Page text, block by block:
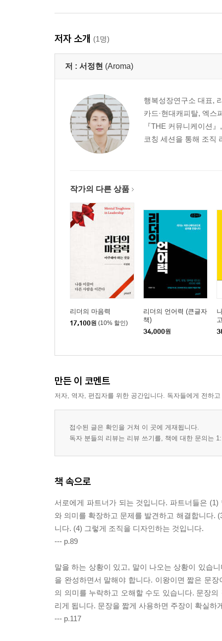
저자 소개 (1명)
저 : 서정현 (Aroma)
행복성장연구소 대표,
카드·현대캐피탈, 엑스
『THE 커뮤니케이션
코칭 세션을 통해 조직
작가의 다른 상품
리더의 마음력
17,100원 (10% 할인)
리더의 언어력 (큰글자
책)
34,000원
만든 이 코멘트
저자, 역자, 편집자를 위한 공간입니다. 독자들에게 전하
접수된 글은 확인을 거쳐 이 곳에 게재됩니다.
독자 분들의 리뷰는 리뷰 쓰기를, 책에 대한 문의는
책 속으로
서로에게 파트너가 되는 것입니다. 파트너들은
와 의미를 확장하고 문제를 발견하고 해결합니다.
니다. (4) 그렇게 조직을 디자인하는 것입니다.
--- p.89
말을 하는 상황이 있고, 말이 나오는 상황이 있습
을 완성하면서 말해야 합니다. 이왕이면 짧은 문
의 의미를 누락하고 오해할 수도 있습니다. 문장
리게 됩니다. 문장을 짧게 사용하면 주장이 확실
--- p.117